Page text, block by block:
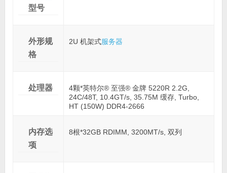
型号
外形规
格
2U 机架式服务器
处理器
4颗*英特尔® 至强® 金牌 5220R 2.2G,
24C/48T, 10.4GT/s, 35.75M 缓存, Turbo,
HT (150W) DDR4-2666
内存选
项
8根*32GB RDIMM, 3200MT/s, 双列